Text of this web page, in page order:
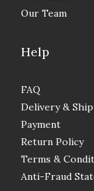
Our Team
Help
FAQ
Delivery &
Payment
Return Policy
Terms &
Anti-Fraud